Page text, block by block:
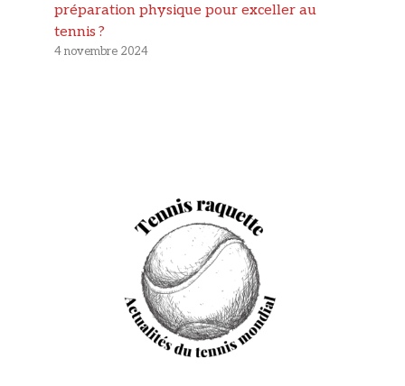
préparation physique pour exceller au
tennis ?
4 novembre 2024